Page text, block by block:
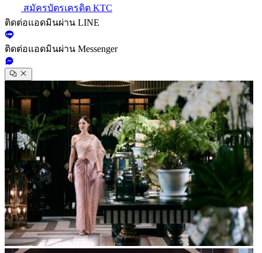
สมัครบัตรเครดิต KTC
ติดต่อแอดมินผ่าน LINE
ติดต่อแอดมินผ่าน Messenger